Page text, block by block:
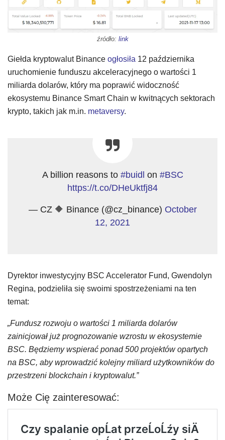
źródło: link
Giełda kryptowalut Binance ogłosiła 12 października
uruchomienie funduszu akceleracyjnego o wartości 1
miliarda dolarów, który ma poprawić widoczność
ekosystemu Binance Smart Chain w kwitnących sektorach
krypto, takich jak m.in. metaversy.
A billion reasons to #buidl on #BSC
https://t.co/DHeUktfj84
— CZ 🔶 Binance (@cz_binance) October
12, 2021
Dyrektor inwestycyjny BSC Accelerator Fund, Gwendolyn
Regina, podzieliła się swoimi spostrzeżeniami na ten
temat:
„Fundusz rozwoju o wartości 1 miliarda dolarów
zainicjował już prognozowanie wzrostu w ekosystemie
BSC. Będziemy wspierać ponad 500 projektów opartych
na BSC, aby wprowadzić kolejny miliard użytkowników do
przestrzeni blockchain i kryptowalut.”
Może Cię zainteresować: